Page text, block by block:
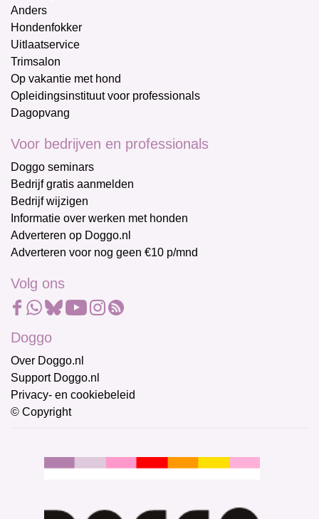
Anders
Hondenfokker
Uitlaatservice
Trimsalon
Op vakantie met hond
Opleidingsinstituut voor professionals
Dagopvang
Voor bedrijven en professionals
Doggo seminars
Bedrijf gratis aanmelden
Bedrijf wijzigen
Informatie over werken met honden
Adverteren op Doggo.nl
Adverteren voor nog geen €10 p/mnd
Volg ons
Doggo
Over Doggo.nl
Support Doggo.nl
Privacy- en cookiebeleid
© Copyright